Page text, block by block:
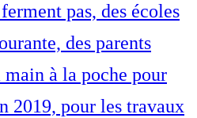
pas, des écoles
des parents
à la poche pour
2019, pour les travaux